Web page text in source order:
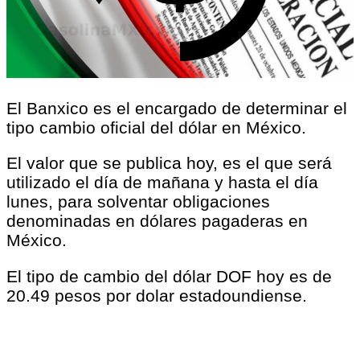
El Banxico es el encargado de determinar el
tipo cambio oficial del dólar en México.
El valor que se publica hoy, es el que será
utilizado el día de mañana y hasta el día
lunes, para solventar obligaciones
denominadas en dólares pagaderas en
México.
El tipo de cambio del dólar DOF hoy es de
20.49 pesos por dolar estadoundiense.